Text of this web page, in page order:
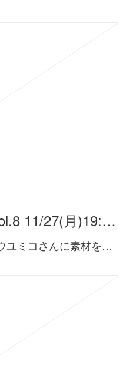
11/27(月)19:…
ユミコさんに素材を…